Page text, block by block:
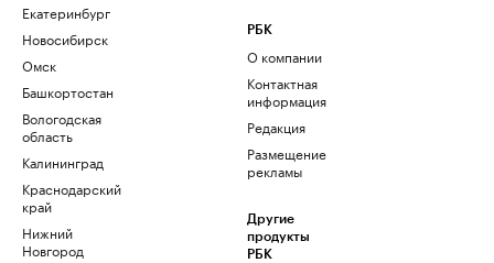
Екатеринбург
Новосибирск
Омск
Башкортостан
Вологодская
область
Калининград
Краснодарский
край
Нижний
Новгород
РБК
О компании
Контактная
информация
Редакция
Размещение
рекламы
Другие
продукты
РБК